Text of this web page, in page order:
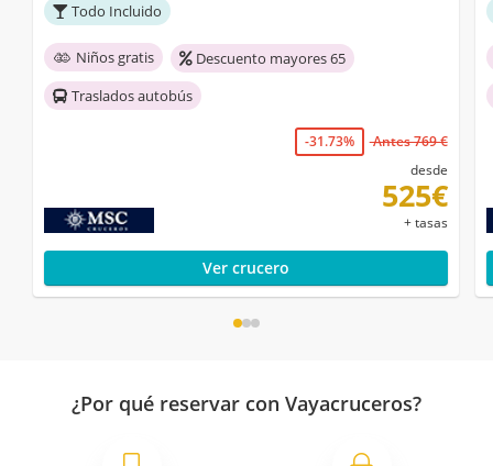
Todo Incluido
Niños gratis
Descuento mayores 65
Traslados autobús
-31.73%
Antes 769 €
desde
525€
+ tasas
Ver crucero
¿Por qué reservar con Vayacruceros?